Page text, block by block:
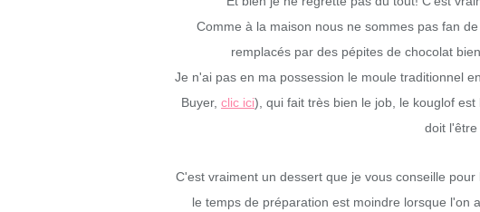
Comme à la maison nous ne sommes pas fan
remplacés par des pépites de chocolat
Je n'ai pas en ma possession le moule traditionnel
Buyer, clic ici), qui fait très bien le job, le kouglof
doit l'être
C'est vraiment un dessert que je vous conseille
le temps de préparation est moindre lorsque l'on